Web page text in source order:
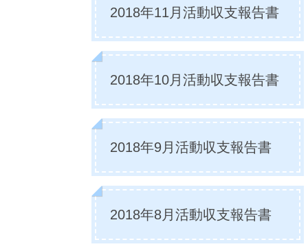
2018年11月活動収支報告書
2018年10月活動収支報告書
2018年9月活動収支報告書
2018年8月活動収支報告書